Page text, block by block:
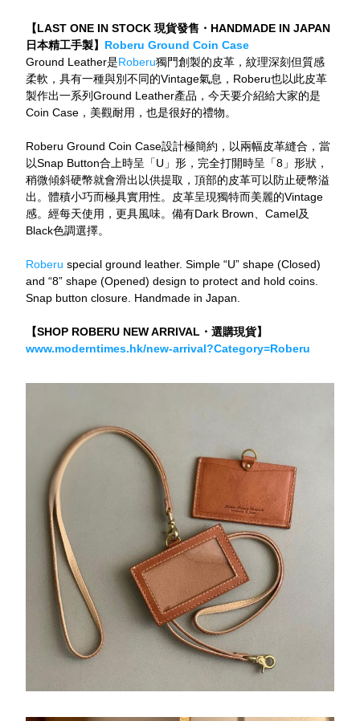
【LAST ONE IN STOCK 現貨發售・HANDMADE IN JAPAN
日本精工手製】 Roberu Ground Coin Case
Ground Leather是Roberu獨門創製的皮革，紋理深刻但質感
柔軟，具有一種與別不同的Vintage氣息，Roberu也以此皮革
製作出一系列Ground Leather產品，今天要介紹給大家的是
Coin Case，美觀耐用，也是很好的禮物。
Roberu Ground Coin Case設計極簡約，以兩幅皮革縫合，當
以Snap Button合上時呈「U」形，完全打開時呈「8」形狀，
稍微傾斜硬幣就會滑出以供提取，頂部的皮革可以防止硬幣溢
出。體積小巧而極具實用性。皮革呈現獨特而美麗的Vintage
感。經每天使用，更具風味。備有Dark Brown、Camel及
Black色調選擇。
Roberu special ground leather. Simple “U” shape (Closed)
and “8” shape (Opened) design to protect and hold coins.
Snap button closure. Handmade in Japan.
【SHOP ROBERU NEW ARRIVAL・選購現貨】
www.moderntimes.hk/new-arrival?Category=Roberu